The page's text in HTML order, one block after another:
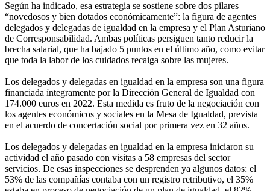
Según ha indicado, esa estrategia se sostiene sobre dos pilares
“novedosos y bien dotados económicamente”: la figura de agentes
delegados y delegadas de igualdad en la empresa y el Plan Asturiano
de Corresponsabilidad. Ambas políticas persiguen tanto reducir la
brecha salarial, que ha bajado 5 puntos en el último año, como evitar
que toda la labor de los cuidados recaiga sobre las mujeres.
Los delegados y delegadas en igualdad en la empresa son una figura
financiada íntegramente por la Dirección General de Igualdad con
174.000 euros en 2022. Esta medida es fruto de la negociación con
los agentes económicos y sociales en la Mesa de Igualdad, prevista
en el acuerdo de concertación social por primera vez en 32 años.
Los delegados y delegadas en igualdad en la empresa iniciaron su
actividad el año pasado con visitas a 58 empresas del sector
servicios. De esas inspecciones se desprenden ya algunos datos: el
53% de las compañías contaba con un registro retributivo, el 35%